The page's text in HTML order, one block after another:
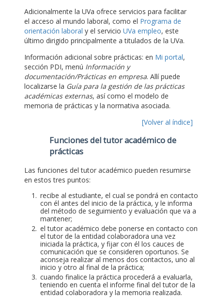
Adicionalmente la UVa ofrece servicios para facilitar
el acceso al mundo laboral, como el Programa de
orientación laboral y el servicio UVa empleo, este
último dirigido principalmente a titulados de la UVa.
Información adicional sobre prácticas: en Mi portal,
sección PDI, menú Información y
documentación/Prácticas en empresa. Allí puede
localizarse la Guía para la gestión de las prácticas
académicas externas, así como el modelo de
memoria de prácticas y la normativa asociada.
[Volver al índice]
Funciones del tutor académico de
prácticas
Las funciones del tutor académico pueden resumirse
en estos tres puntos:
recibe al estudiante, el cual se pondrá en contacto
con él antes del inicio de la práctica, y le informa
del método de seguimiento y evaluación que va a
mantener;
el tutor académico debe ponerse en contacto con
el tutor de la entidad colaboradora una vez
iniciada la práctica, y fijar con él los cauces de
comunicación que se consideren oportunos. Se
aconseja realizar al menos dos contactos, uno al
inicio y otro al final de la práctica;
cuando finalice la práctica procederá a evaluarla,
teniendo en cuenta el informe final del tutor de la
entidad colaboradora y la memoria realizada.